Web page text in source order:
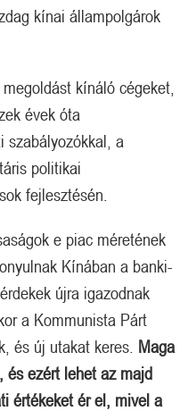
kínai állampolgárok
kínáló cégeket,
évek óta
szabályozókkal, a
politikai
fejlesztésén.
e piac méretének
Kínában a banki-
újra igazodnak
a Kommunista Párt
és új utakat keres. Maga
és ezért lehet az majd
értékeket ér el, mivel a